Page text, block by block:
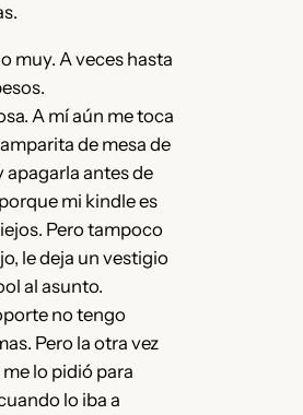
muy. A veces hasta
A mí aún me toca
de mesa de
apagarla antes de
mi kindle es
Pero tampoco
le deja un vestigio
al asunto.
no tengo
Pero la otra vez
lo pidió para
lo iba a